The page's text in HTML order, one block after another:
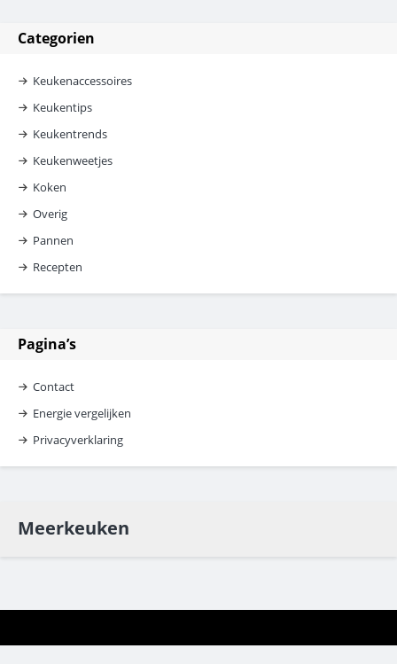
Categorien
Keukenaccessoires
Keukentips
Keukentrends
Keukenweetjes
Koken
Overig
Pannen
Recepten
Pagina’s
Contact
Energie vergelijken
Privacyverklaring
Meerkeuken